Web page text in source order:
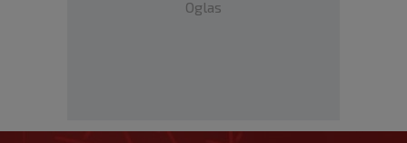
Oglas